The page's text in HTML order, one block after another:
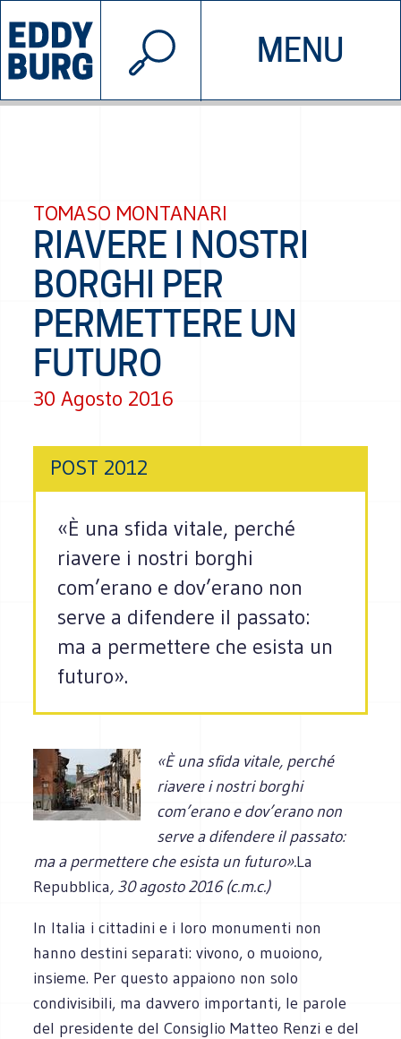
MENU
INIZIATIVE CHI SIAMO
© 2026 EDDYBURG
TOMASO MONTANARI
RIAVERE I NOSTRI
BORGHI PER
PERMETTERE UN
FUTURO
30 Agosto 2016
POST 2012
«È una sfida vitale, perché
riavere i nostri borghi
com’erano e dov’erano non
serve a difendere il passato:
ma a permettere che esista un
futuro».
«È una sfida vitale, perché
riavere i nostri borghi
com’erano e dov’erano non
serve a difendere il passato:
ma a permettere che esista un futuro».La
Repubblica, 30 agosto 2016 (c.m.c.)
In Italia i cittadini e i loro monumenti non
hanno destini separati: vivono, o muoiono,
insieme. Per questo appaiono non solo
condivisibili, ma davvero importanti, le parole
del presidente del Consiglio Matteo Renzi e del